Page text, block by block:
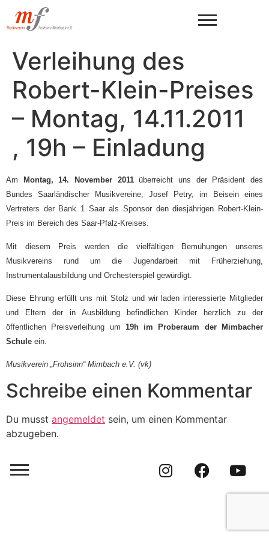
Verleihung des
Robert-Klein-Preises
– Montag, 14.11.2011
, 19h – Einladung
Am Montag, 14. November 2011überreicht uns der Präsident des
Bundes Saarländischer Musikvereine, Josef Petry, im Beisein eines
Vertreters der Bank 1 Saar als Sponsor den diesjährigen Robert-Klein-
Preis im Bereich des Saar-Pfalz-Kreises.
Mit diesem Preis werden die vielfältigen Bemühungen unseres
Musikvereins rund um die Jugendarbeit mit Früherziehung,
Instrumentalausbildung und Orchesterspiel gewürdigt.
Diese Ehrung erfüllt uns mit Stolz und wir laden interessierte Mitglieder
und Eltern der in Ausbildung befindlichen Kinder herzlich zu der
öffentlichen Preisverleihung um 19h im Proberaum der Mimbacher
Schule ein.
Musikverein „Frohsinn“ Mimbach e.V. (vk)
Schreibe einen Kommentar
Du musst angemeldet sein, um einen Kommentar
abzugeben.